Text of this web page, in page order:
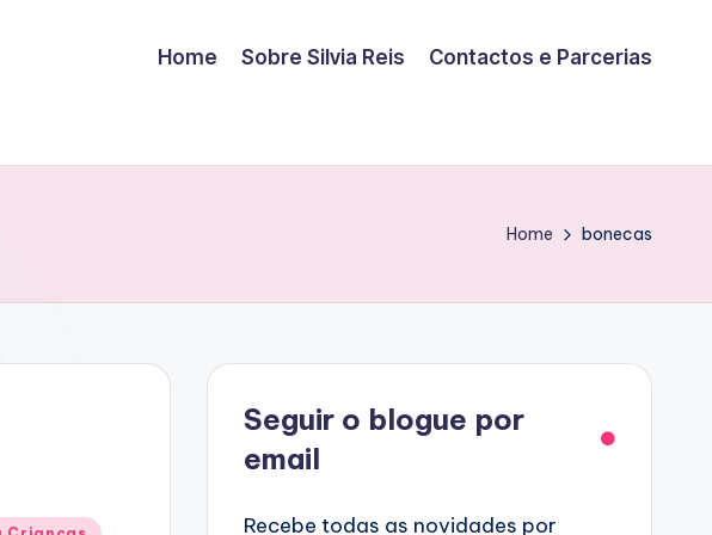
Home Sobre Silvia Reis Contactos e Parcerias
Home bonecas
Seguir o blogue por
email
Recebe todas as novidades por